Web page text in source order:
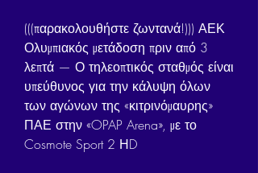
(((παρακολουθήστε ζωντανά!))) ΑΕΚ
Ολυμπιακός μετάδοση πριν από 3
λεπτά — Ο τηλεοπτικός σταθμός είναι
υπεύθυνος για την κάλυψη όλων
των αγώνων της «κιτρινόμαυρης»
ΠΑΕ στην «OPAP Arena», με το
Cosmote Sport 2 ΗD